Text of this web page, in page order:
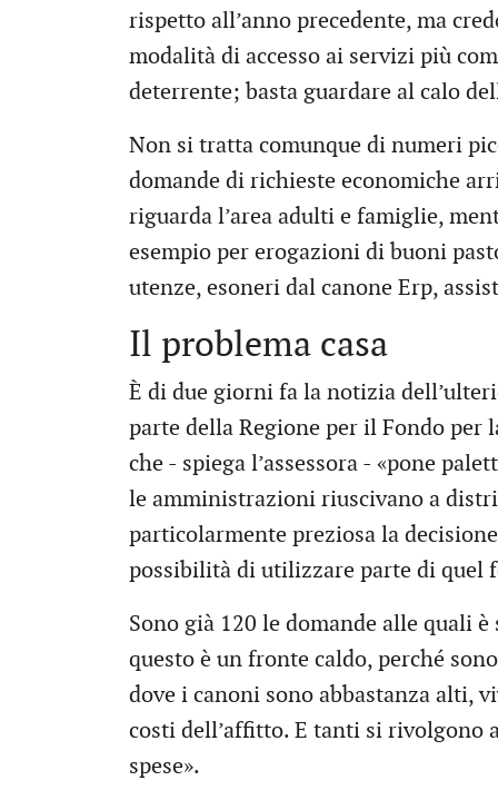
rispetto all’anno precedente, ma
modalità di accesso ai servizi più
deterrente; basta guardare al calo
Non si tratta comunque di numeri
domande di richieste economiche
riguarda l’area adulti e famiglie,
esempio per erogazioni di buoni
utenze, esoneri dal canone Erp,
Il problema casa
È di due giorni fa la notizia
parte della Regione per il Fondo
che - spiega l’assessora - «pone
le amministrazioni riuscivano a
particolarmente preziosa la
possibilità di utilizzare parte di quel
Sono già 120 le domande alle quali
questo è un fronte caldo, perché
dove i canoni sono abbastanza alti,
costi dell’affitto. E tanti si rivolgono
spese».